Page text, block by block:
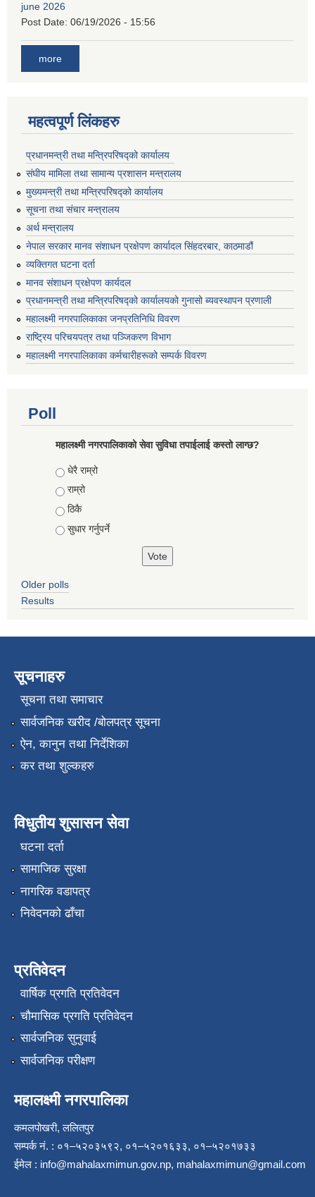
june 2026
Post Date: 06/19/2026 - 15:56
more
महत्वपूर्ण लिंकहरु
प्रधानमन्त्री तथा मन्त्रिपरिषद्को कार्यालय
संघीय मामिला तथा सामान्य प्रशासन मन्त्रालय
मुख्यमन्त्री तथा मन्त्रिपरिषद्को कार्यालय
सूचना तथा संचार मन्त्रालय
अर्थ मन्त्रालय
नेपाल सरकार मानव संशाधन प्रक्षेपण कार्यादल सिंहदरबार, काठमाडौं
व्यक्तिगत घटना दर्ता
मानव संशाधन प्रक्षेपण कार्यदल
प्रधानमन्त्री तथा मन्त्रिपरिषद्को कार्यालयको गुनासो ब्यवस्थापन प्रणाली
महालक्ष्मी नगरपालिकाका जनप्रतिनिधि विवरण
राष्ट्रिय परिचयपत्र तथा पञ्जिकरण विभाग
महालक्ष्मी नगरपालिकाका कर्मचारीहरूको सम्पर्क विवरण
Poll
महालक्ष्मी नगरपालिकाको सेवा सुविधा तपाईलाई कस्तो लाग्छ?
Choices
धेरै राम्रो
राम्रो
ठिकै
सुधार गर्नुपर्ने
Older polls
Results
सूचनाहरु
सूचना तथा समाचार
सार्वजनिक खरीद /बोलपत्र सूचना
ऐन, कानुन तथा निर्देशिका
कर तथा शुल्कहरु
विधुतीय शुसासन सेवा
घटना दर्ता
सामाजिक सुरक्षा
नागरिक वडापत्र
निवेदनको ढाँचा
प्रतिवेदन
वार्षिक प्रगति प्रतिवेदन
चौमासिक प्रगति प्रतिवेदन
सार्वजनिक सुनुवाई
सार्वजनिक परीक्षण
महालक्ष्मी नगरपालिका
कमलपोखरी, ललितपुर
सम्पर्क नं. : ०१–५२०३५९२, ०१–५२०१६३३, ०१–५२०१७३३
ईमेल : info@mahalaxmimun.gov.np, mahalaxmimun@gmail.com